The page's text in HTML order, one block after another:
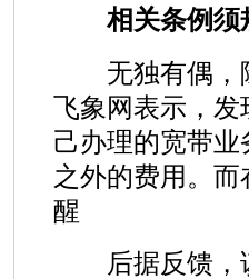
相关条例须
无独有偶，除
飞象网表示，
己办理的宽带
之外的费用。
醒
后据反馈，该